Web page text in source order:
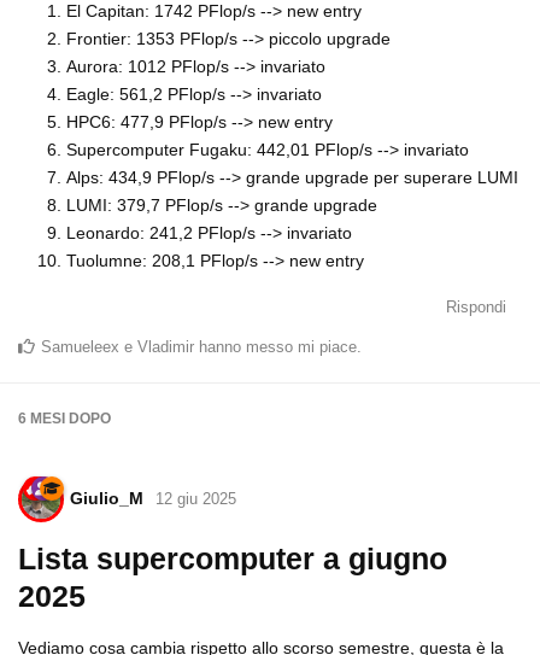
El Capitan: 1742 PFlop/s --> new entry
Frontier: 1353 PFlop/s --> piccolo upgrade
Aurora: 1012 PFlop/s --> invariato
Eagle: 561,2 PFlop/s --> invariato
HPC6: 477,9 PFlop/s --> new entry
Supercomputer Fugaku: 442,01 PFlop/s --> invariato
Alps: 434,9 PFlop/s --> grande upgrade per superare LUMI
LUMI: 379,7 PFlop/s --> grande upgrade
Leonardo: 241,2 PFlop/s --> invariato
Tuolumne: 208,1 PFlop/s --> new entry
Rispondi
Samueleex e Vladimir hanno messo mi piace.
6 MESI DOPO
Giulio_M 12 giu 2025
Lista supercomputer a giugno
2025
Vediamo cosa cambia rispetto allo scorso semestre, questa è la